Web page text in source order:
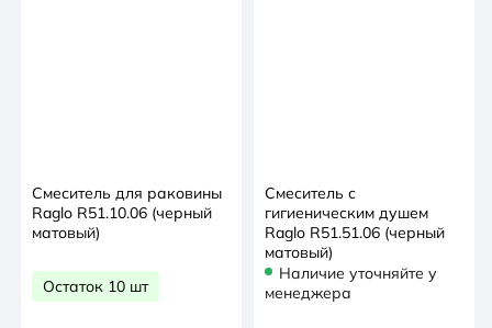
Смеситель для раковины
Raglo R51.10.06 (черный
матовый)
Остаток 10 шт
Смеситель с
гигиеническим душем
Raglo R51.51.06 (черный
матовый)
Наличие уточняйте у
менеджера